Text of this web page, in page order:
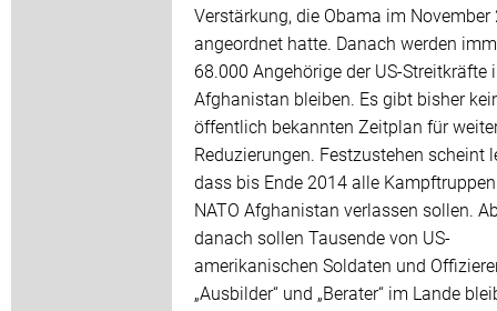
Verstärkung, die Obama im November
angeordnet hatte. Danach werden
68.000 Angehörige der US-Streitkräfte
Afghanistan bleiben. Es gibt bisher
öffentlich bekannten Zeitplan für
Reduzierungen. Festzustehen scheint
dass bis Ende 2014 alle
NATO Afghanistan verlassen sollen.
danach sollen Tausende von US-
amerikanischen Soldaten und
„Ausbilder“ und „Berater“ im Lande